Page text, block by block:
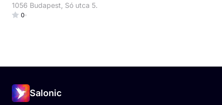
1056 Budapest, Só utca 5.
0
Salonic